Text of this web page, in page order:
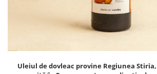
Uleiul de dovleac provine Regiunea